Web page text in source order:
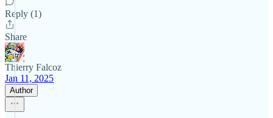
Reply (1)
Share
Thierry Falcoz
Jan 11, 2025
Author